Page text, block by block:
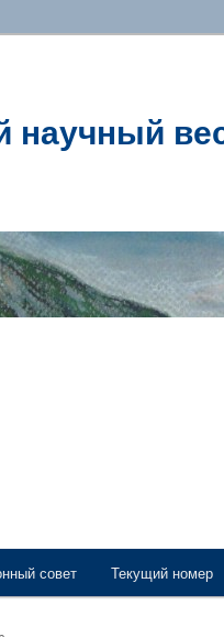
научный
содержимому
совет Текущий номер